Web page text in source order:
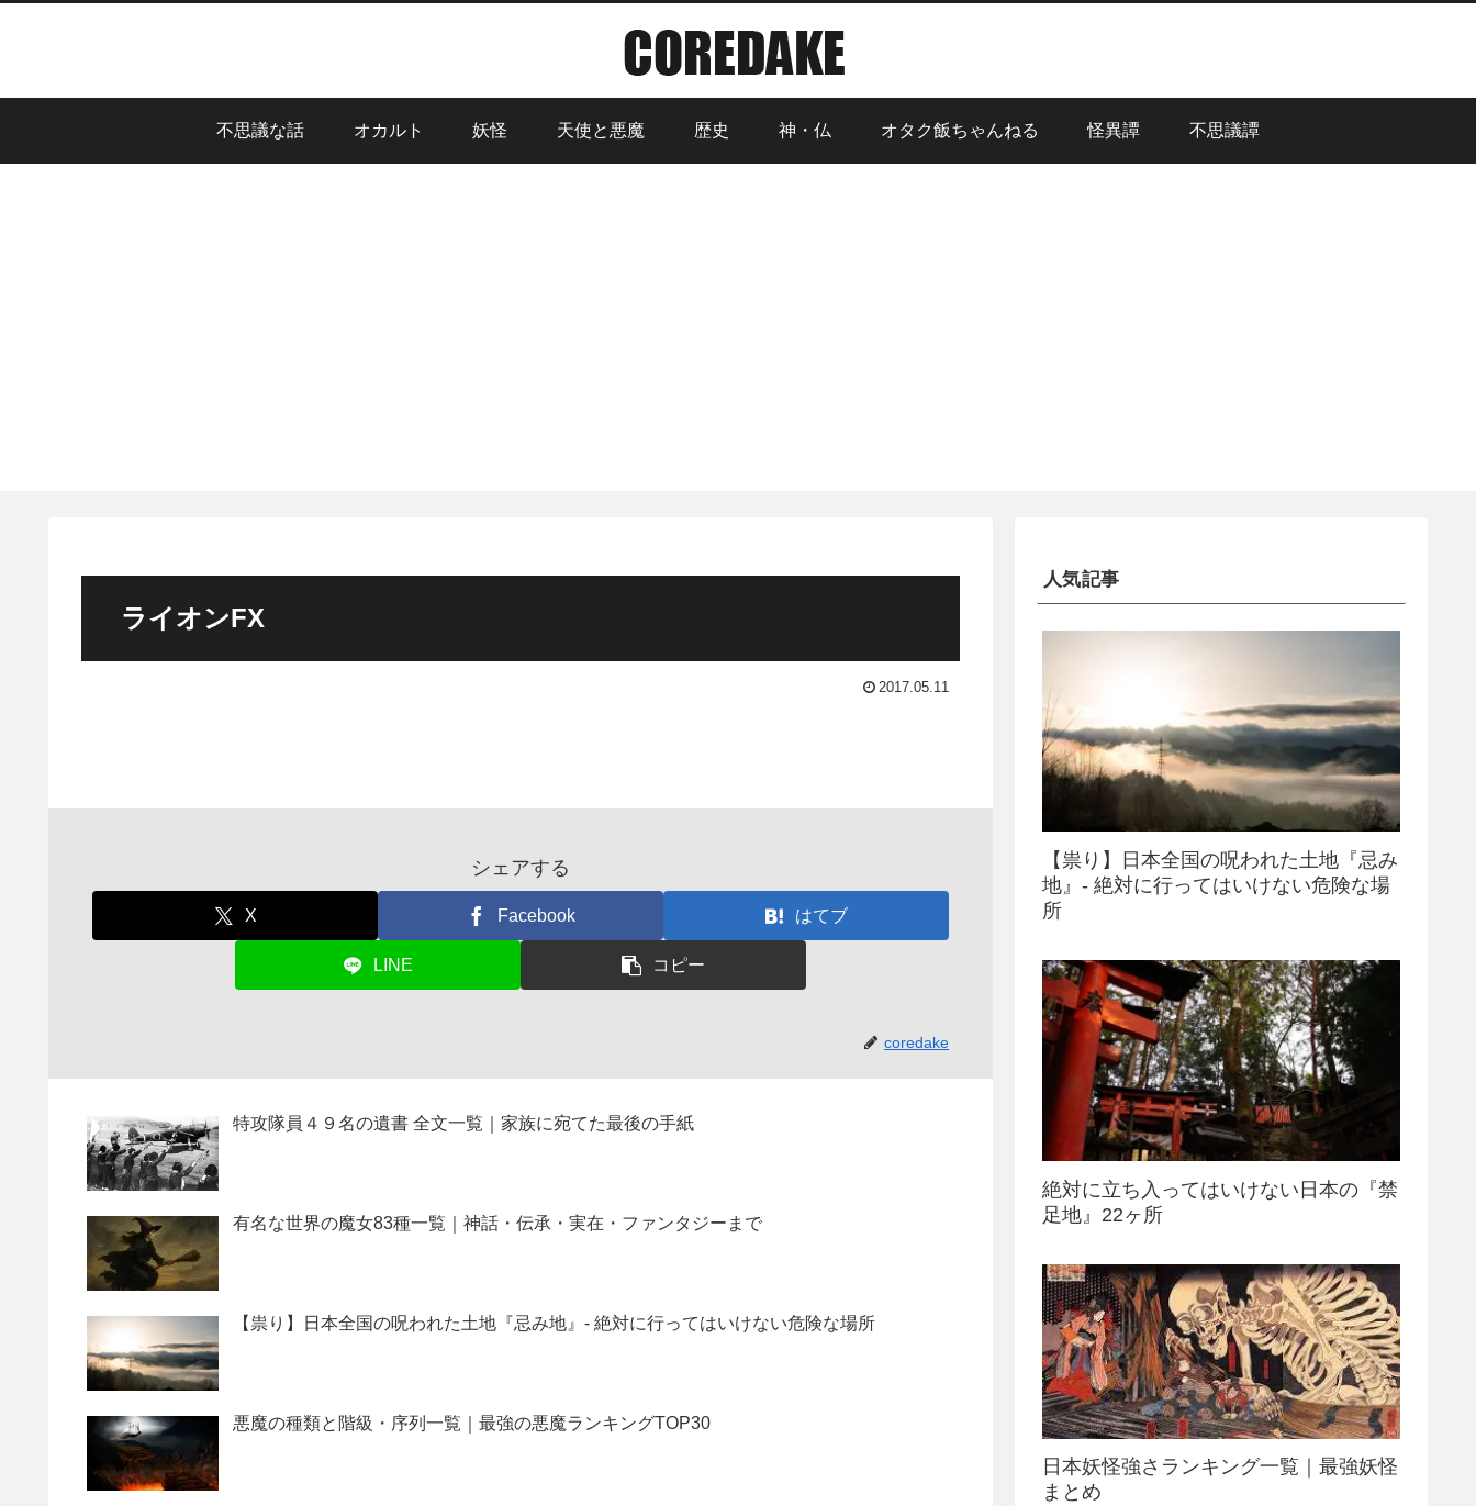
不思議な話 オカルト 妖怪 天使と悪魔 歴史 神・仏 オタク飯ちゃんねる 怪異譚 不思議譚
ライオンFX
2017.05.11
シェアする
X Facebook はてブ
LINE コピー
coredake
特攻隊員４９名の遺書 全文一覧｜家族に宛てた最後の手紙
有名な世界の魔女83種一覧｜神話・伝承・実在・ファンタジーまで
【祟り】日本全国の呪われた土地『忌み地』- 絶対に行ってはいけない危険な場所
悪魔の種類と階級・序列一覧｜最強の悪魔ランキングTOP30
人気記事
【祟り】日本全国の呪われた土地『忌み
地』- 絶対に行ってはいけない危険な場
所
絶対に立ち入ってはいけない日本の『禁
足地』22ヶ所
日本妖怪強さランキング一覧｜最強妖怪
まとめ